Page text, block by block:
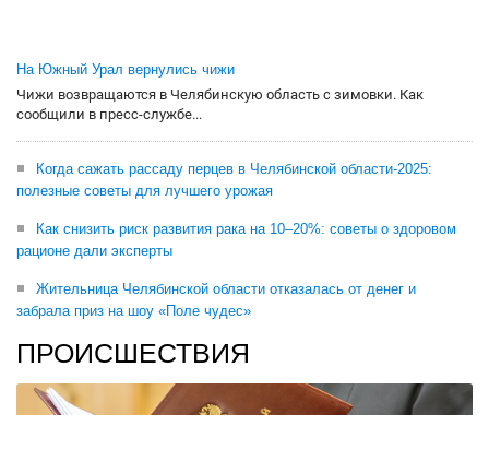
На Южный Урал вернулись чижи
Чижи возвращаются в Челябинскую область с зимовки. Как
сообщили в пресс-службе...
Когда сажать рассаду перцев в Челябинской области-2025:
полезные советы для лучшего урожая
Как снизить риск развития рака на 10–20%: советы о здоровом
рационе дали эксперты
Жительница Челябинской области отказалась от денег и
забрала приз на шоу «Поле чудес»
ПРОИСШЕСТВИЯ